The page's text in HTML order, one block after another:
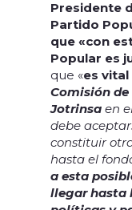
Presidente
Partido
que «con
Popular es
que «es vital
Comisión
Jotrinsaen
debe
constituir
hasta el
a esta
llegar hasta